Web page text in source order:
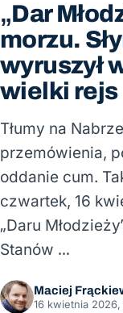
„Dar
morzu.
wyruszył
wielki rejs
Tłumy na
przemówienia,
oddanie cum.
czwartek, 16
„Daru
Stanów …
Maciej
16 kwietnia